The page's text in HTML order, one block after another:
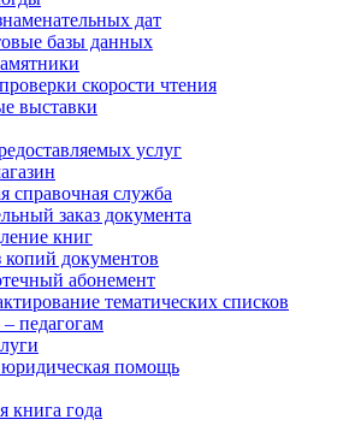
дат
базы данных
скорости чтения
выставки
услуг
справочная служба
заказ документа
книг
копий документов
абонемент
тематических списков
педагогам
юридическая помощь
книга года